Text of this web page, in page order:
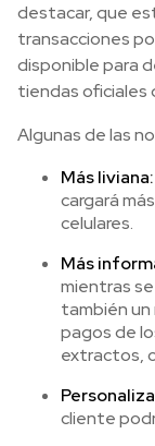
destacar, que
transacciones
disponible para
tiendas oficiales
Algunas de las
Más liviana:
cargará
celulares.
Más
mientras
también
pagos de
extractos,
cliente